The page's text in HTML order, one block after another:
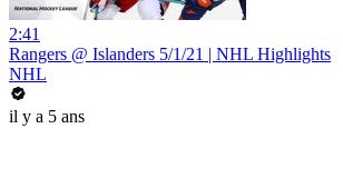
2:41
Rangers @ Islanders 5/1/21 | NHL Highlights
NHL
il y a 5 ans